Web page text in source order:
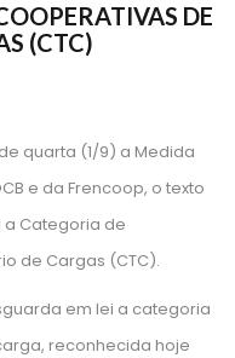
DE
(CTC)
quarta (1/9) a Medida
e da Frencoop, o texto
Categoria de
de Cargas (CTC).
em lei a categoria
reconhecida hoje